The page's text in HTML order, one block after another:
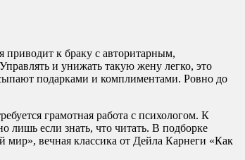
приводит к браку с авторитарным,
и унижать такую жену легко, это
подарками и комплиментами. Ровно до
грамотная работа с психологом. К
лишь если знать, что читать. В подборке
вечная классика от Дейла Карнеги «Как